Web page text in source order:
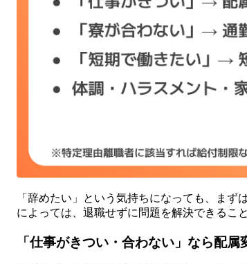
「辞めたい」という気持ちになっても、ま
によっては、退職せずに問題を解決できるこ
「仕事がきつい・合わない」なら配